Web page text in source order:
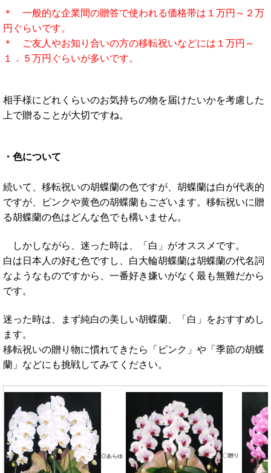
＊ 一般的な企業間の贈答で使われる価格帯は１万円～２万
円ぐらいです。
＊ ご友人やお知り合いの方の移転祝いなどには１万円～
１．５万円ぐらいが多いです。
相手様にどれくらいのお気持ちの物を届けたいかを考慮した
上で贈ることが大切ですね。
・色について
続いて、移転祝いの胡蝶蘭の色ですが、胡蝶蘭は白が代表的
ですが、ピンクや黄色の胡蝶蘭もございます。移転祝いに贈
る胡蝶蘭の色はどんな色でも構いません。
しかしながら、迷った時は、「白」がオススメです。
白は日本人の好む色ですし、白大輪胡蝶蘭は胡蝶蘭の代名詞
なようなものですから、一番好き嫌いがなく最も無難だから
です。
迷った時は、まず純白の美しい胡蝶蘭、「白」をおすすめし
ます。
移転祝いの贈り物に慣れてきたら「ピンク」や「季節の胡蝶
蘭」などにも挑戦してみてください。
◎あらゆ 〇贈り